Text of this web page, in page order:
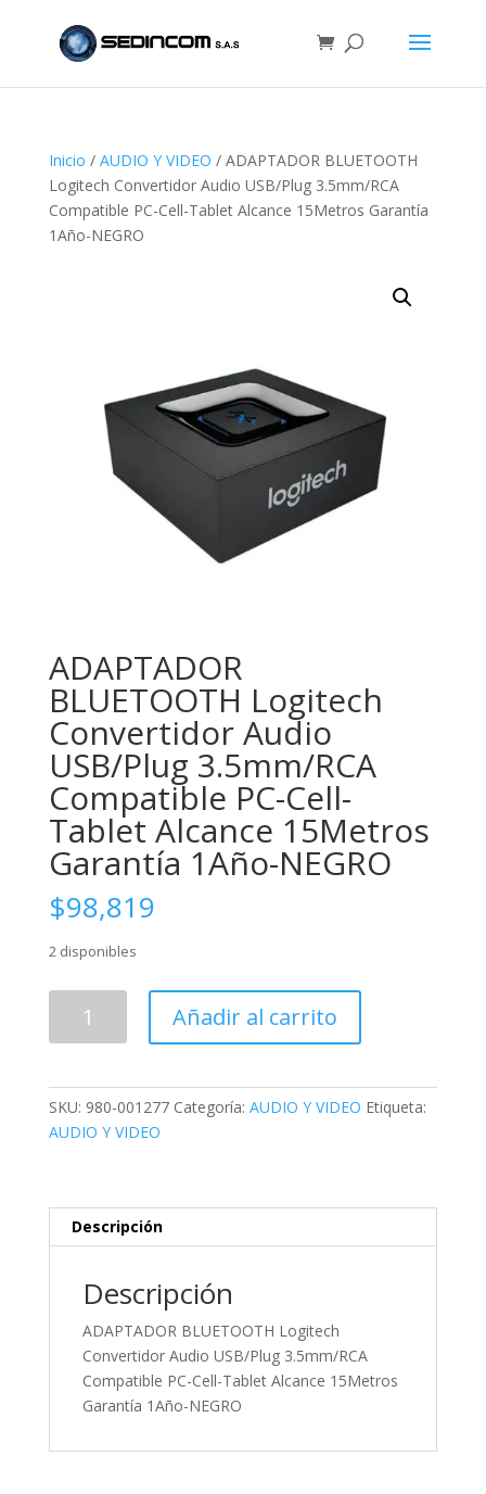
Inicio / AUDIO Y VIDEO / ADAPTADOR BLUETOOTH
Logitech Convertidor Audio USB/Plug 3.5mm/RCA
Compatible PC-Cell-Tablet Alcance 15Metros Garantía
1Año-NEGRO
ADAPTADOR
BLUETOOTH Logitech
Convertidor Audio
USB/Plug 3.5mm/RCA
Compatible PC-Cell-
Tablet Alcance 15Metros
Garantía 1Año-NEGRO
$98,819
2 disponibles
BLUETOOTH
Audio
USB/Plug
Cell-
Tablet
15Metros
Garantía
1Año-
NEGRO
cantidad
Añadir al carrito
SKU: 980-001277 Categoría: AUDIO Y VIDEO Etiqueta:
AUDIO Y VIDEO
Descripción
Descripción
ADAPTADOR BLUETOOTH Logitech
Convertidor Audio USB/Plug 3.5mm/RCA
Compatible PC-Cell-Tablet Alcance 15Metros
Garantía 1Año-NEGRO